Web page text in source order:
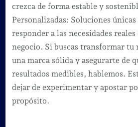
crezca de forma estable y
Personalizadas: Soluciones únicas
responder a las necesidades
negocio. Si buscas transformar
una marca sólida y asegurarte de
resultados medibles, hablemos.
dejar de experimentar y apostar
propósito.